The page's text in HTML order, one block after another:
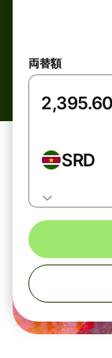
両替額
SRD